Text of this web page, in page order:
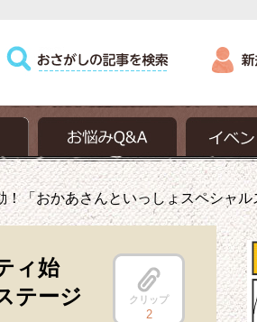
「おかあさんといっしょスペシャ
ィ始
テージ
クリップ
2